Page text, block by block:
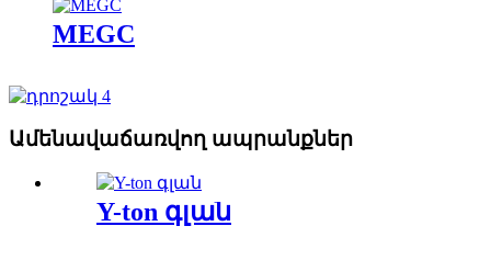
MEGC
Ամենավաճառվող ապրանքներ
Y-ton գլան